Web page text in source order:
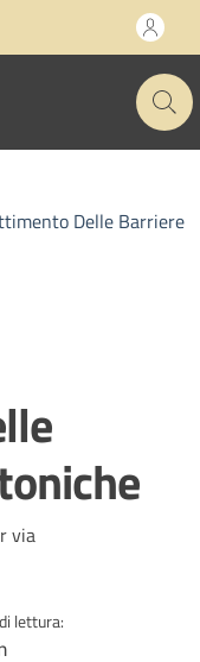
Delle Barriere
via
lettura: